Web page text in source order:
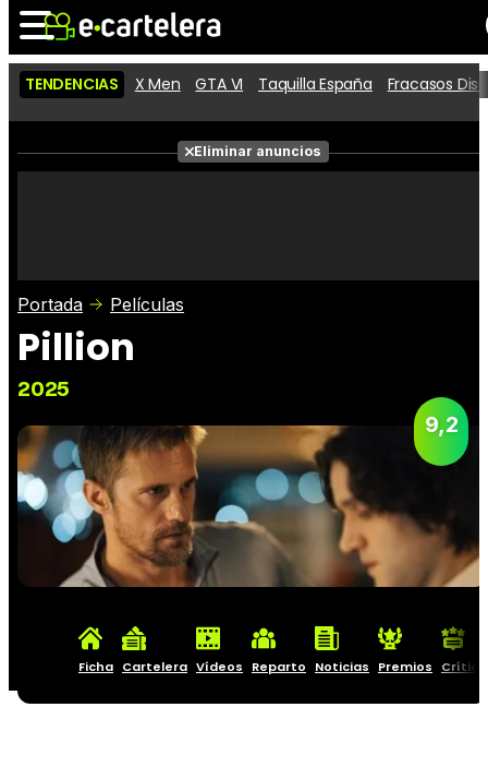
Noticias Cartelera
Películas
Críticas
TENDENCIAS X Men GTA VI Taquilla España Fracasos
Eliminar anuncios
Portada Películas
Pillion
2025
9,2
Ficha Cartelera Vídeos Reparto Noticias Premios